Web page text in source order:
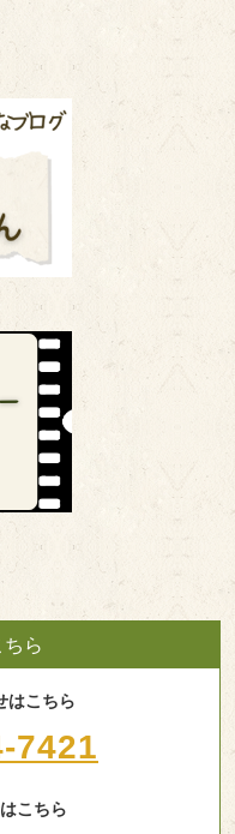
ら
はこちら
7421
こちら